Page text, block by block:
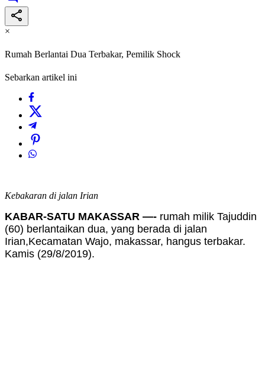
×
Rumah Berlantai Dua Terbakar, Pemilik Shock
Sebarkan artikel ini
Kebakaran di jalan Irian
KABAR-SATU MAKASSAR —- rumah milik Tajuddin
(60) berlantaikan dua, yang berada di jalan
Irian,Kecamatan Wajo, makassar, hangus terbakar.
Kamis (29/8/2019).